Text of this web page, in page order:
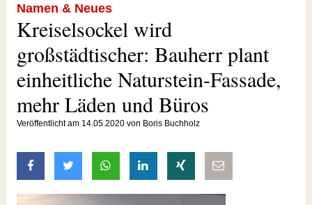
Namen & Neues
Kreiselsockel wird
großstädtischer: Bauherr plant
einheitliche Naturstein-Fassade,
mehr Läden und Büros
Veröffentlicht am 14.05.2020 von Boris Buchholz
auf Facebook teilen
auf Twitter teilenmit Whatsapp teilen
auf LinkedIn teilen
auf Xing teilen